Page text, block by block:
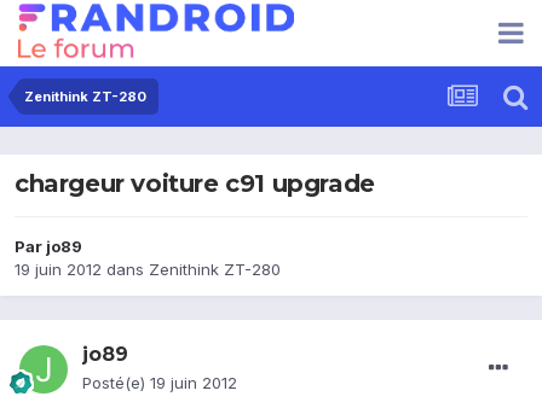
Zenithink ZT-280
chargeur voiture c91 upgrade
Par jo89
19 juin 2012 dans Zenithink ZT-280
jo89
Posté(e) 19 juin 2012